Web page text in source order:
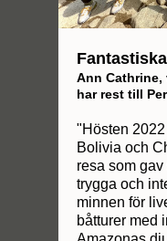
Ann Cathrine,
har rest till
"Hösten
Bolivia och
resa som
trygga och
minnen för
båtturer med